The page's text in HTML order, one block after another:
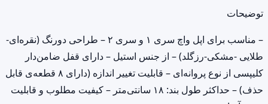
توضیحات
– مناسب برای اپل واچ سری ۱ و سری ۲ – طراحی دورنگ (نقره‌ای-
طلایی -مشکی-رزگلد) – از جنس استیل – دارای قفل ضامن‌دار
کلیپسی از نوع پروانه‌ای – قابلیت تغییر اندازه (دارای ۸ قطعه‌ی قابل
حذف) – حداکثر طول بند: ۱۸ سانتی‌متر – کیفیت مطلوب و قابلیت